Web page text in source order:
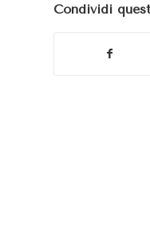
Condividi